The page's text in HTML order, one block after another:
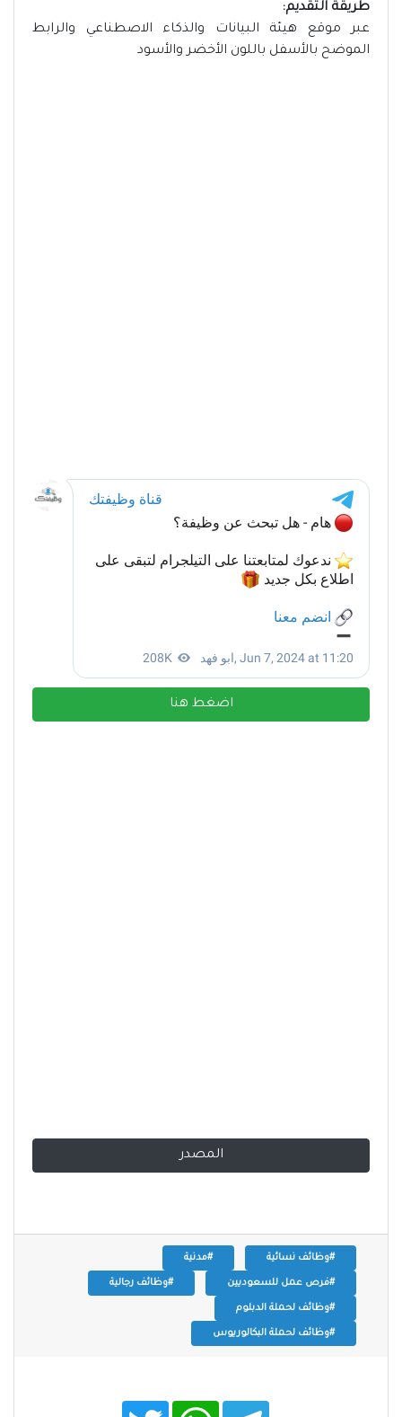
طريقة التقديم:
عبر موقع هيئة البيانات والذكاء الاصطناعي والرابط
الموضح بالأسفل باللون الأخضر والأسود
اضغط هنا
المصدر
#وظائف نسائية #مدنية
#فرص عمل للسعوديين #وظائف رجالية
#وظائف لحملة الدبلوم
#وظائف لحملة البكالوريوس
T
W
T